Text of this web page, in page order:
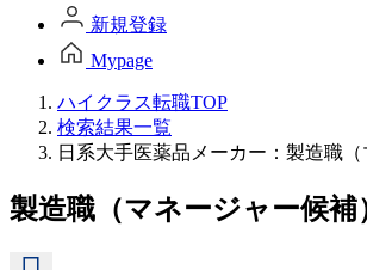
新規登録
Mypage
ハイクラス転職TOP
検索結果一覧
日系大手医薬品メーカー：製造職
製造職（マネージャー候補